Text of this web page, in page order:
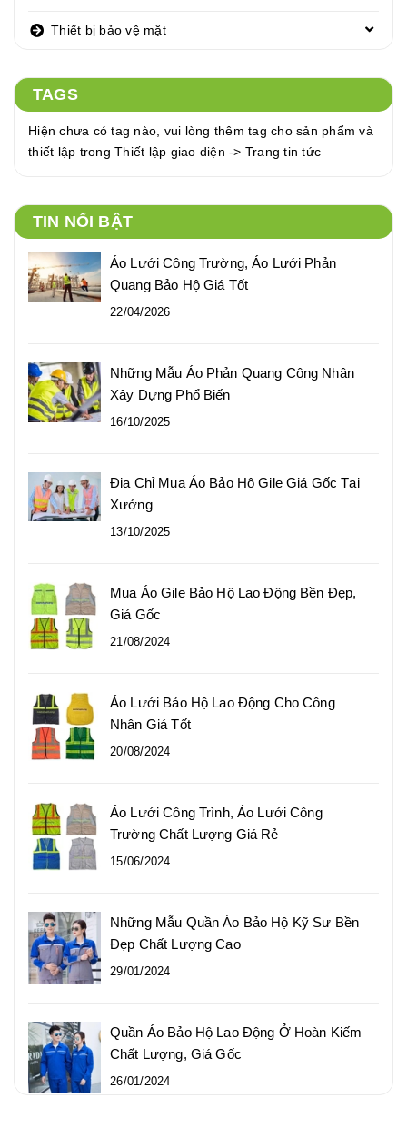
Thiết bị bảo vệ mặt
TAGS
Hiện chưa có tag nào, vui lòng thêm tag cho sản phẩm và
thiết lập trong Thiết lập giao diện -> Trang tin tức
TIN NỔI BẬT
Áo Lưới Công Trường, Áo Lưới Phản
Quang Bảo Hộ Giá Tốt
22/04/2026
Những Mẫu Áo Phản Quang Công Nhân
Xây Dựng Phổ Biến
16/10/2025
Địa Chỉ Mua Áo Bảo Hộ Gile Giá Gốc Tại
Xưởng
13/10/2025
Mua Áo Gile Bảo Hộ Lao Động Bền Đẹp,
Giá Gốc
21/08/2024
Áo Lưới Bảo Hộ Lao Động Cho Công
Nhân Giá Tốt
20/08/2024
Áo Lưới Công Trình, Áo Lưới Công
Trường Chất Lượng Giá Rẻ
15/06/2024
Những Mẫu Quần Áo Bảo Hộ Kỹ Sư Bền
Đẹp Chất Lượng Cao
29/01/2024
Quần Áo Bảo Hộ Lao Động Ở Hoàn Kiếm
Chất Lượng, Giá Gốc
26/01/2024